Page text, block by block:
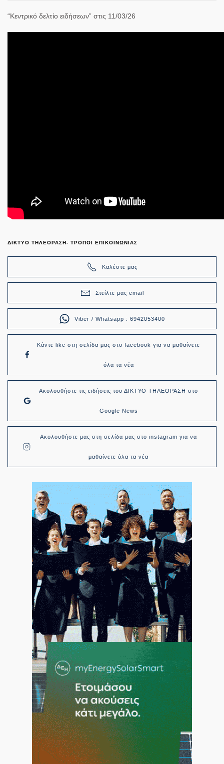
“Κεντρικό δελτίο ειδήσεων” στις 11/03/26
ΔΙΚΤΥΟ ΤΗΛΕΟΡΑΣΗ- ΤΡΟΠΟΙ ΕΠΙΚΟΙΝΩΝΙΑΣ
Καλέστε μας
Στείλτε μας email
Viber / Whatsapp : 6942053400
Κάντε like στη σελίδα μας στο facebook για να μαθαίνετε
όλα τα νέα
Ακολουθήστε τις ειδήσεις του ΔΙΚΤΥΟ ΤΗΛΕΟΡΑΣΗ στο
Google News
Ακολουθήστε μας στη σελίδα μας στο instagram για να
μαθαίνετε όλα τα νέα